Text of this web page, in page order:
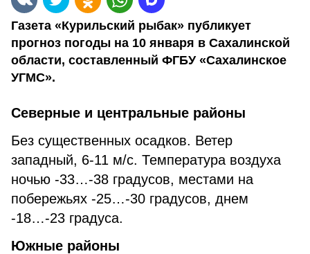
Газета «Курильский рыбак» публикует
прогноз погоды на 10 января в Сахалинской
области, составленный ФГБУ «Сахалинское
УГМС».
Северные и центральные районы
Без существенных осадков. Ветер
западный, 6-11 м/с. Температура воздуха
ночью -33…-38 градусов, местами на
побережьях -25…-30 градусов, днем
-18…-23 градуса.
Южные районы